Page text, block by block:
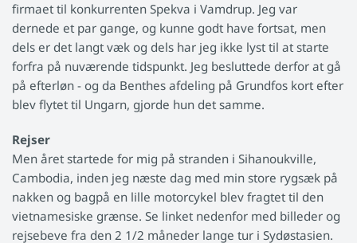
firmaet til konkurrenten Spekva i Vamdrup. Jeg var
dernede et par gange, og kunne godt have fortsat, men
dels er det langt væk og dels har jeg ikke lyst til at starte
forfra på nuværende tidspunkt. Jeg besluttede derfor at gå
på efterløn - og da Benthes afdeling på Grundfos kort efter
blev flytet til Ungarn, gjorde hun det samme.
Rejser
Men året startede for mig på stranden i Sihanoukville,
Cambodia, inden jeg næste dag med min store rygsæk på
nakken og bagpå en lille motorcykel blev fragtet til den
vietnamesiske grænse. Se linket nedenfor med billeder og
rejsebeve fra den 2 1/2 måneder lange tur i Sydøstasien.